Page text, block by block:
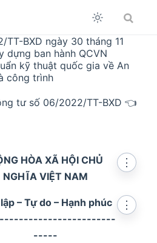
BXD ngày 30 tháng 11
dựng ban hành QCVN
kỹ thuật quốc gia về An
công trình
tư số 06/2022/TT-BXD 👈
HÒA XÃ HỘI CHỦ
NGHĨA VIỆT NAM
⋮
– Tự do – Hạnh phúc
-----
⋮